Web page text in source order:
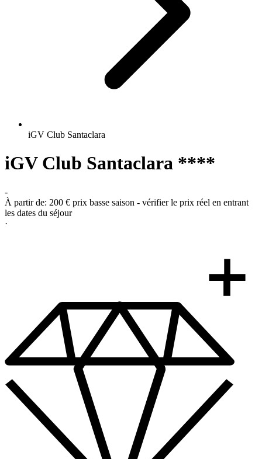
iGV Club Santaclara
iGV Club Santaclara ****
-
À partir de: 200 € prix basse saison - vérifier le prix réel en entrant
les dates du séjour
·